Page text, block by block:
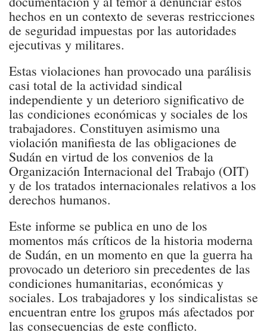
hechos en un contexto de severas restricciones
de seguridad impuestas por las autoridades
ejecutivas y militares.
Estas violaciones han provocado una parálisis
casi total de la actividad sindical
independiente y un deterioro significativo de
las condiciones económicas y sociales de los
trabajadores. Constituyen asimismo una
violación manifiesta de las obligaciones de
Sudán en virtud de los convenios de la
Organización Internacional del Trabajo (OIT)
y de los tratados internacionales relativos a los
derechos humanos.
Este informe se publica en uno de los
momentos más críticos de la historia moderna
de Sudán, en un momento en que la guerra ha
provocado un deterioro sin precedentes de las
condiciones humanitarias, económicas y
sociales. Los trabajadores y los sindicalistas se
encuentran entre los grupos más afectados por
las consecuencias de este conflicto.